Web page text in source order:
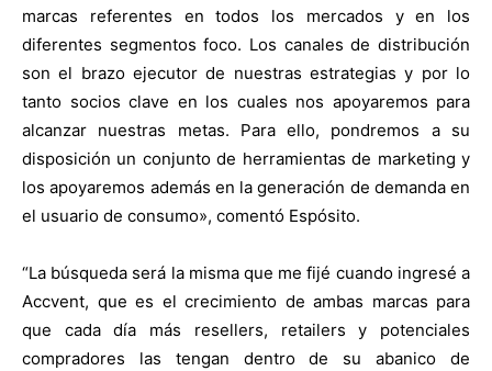
marcas referentes en todos los mercados y en los
diferentes segmentos foco. Los canales de distribución
son el brazo ejecutor de nuestras estrategias y por lo
tanto socios clave en los cuales nos apoyaremos para
alcanzar nuestras metas. Para ello, pondremos a su
disposición un conjunto de herramientas de marketing y
los apoyaremos además en la generación de demanda en
el usuario de consumo», comentó Espósito.
“La búsqueda será la misma que me fijé cuando ingresé a
Accvent, que es el crecimiento de ambas marcas para
que cada día más resellers, retailers y potenciales
compradores las tengan dentro de su abanico de